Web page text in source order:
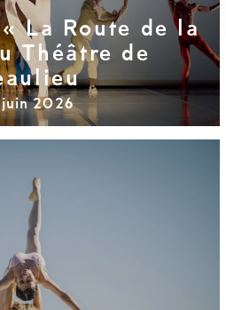
La Route de la
Théâtre de
juin 2026